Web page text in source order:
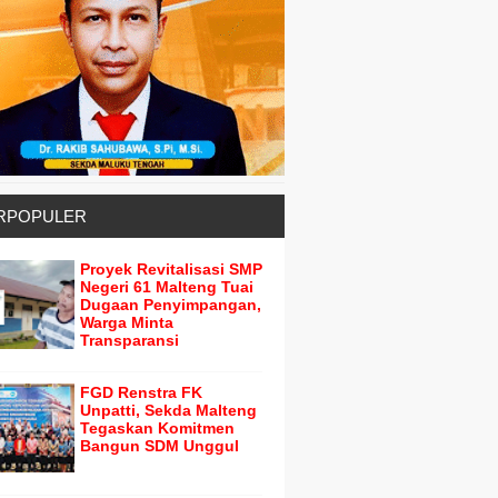
Proyek Revitalisasi SMP
Negeri 61 Malteng Tuai
Dugaan Penyimpangan,
Warga Minta
Transparansi
FGD Renstra FK
Unpatti, Sekda Malteng
Tegaskan Komitmen
Bangun SDM Unggul